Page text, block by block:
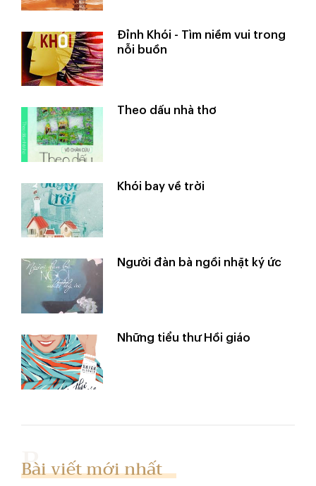
Đỉnh Khói - Tìm niềm vui trong
nỗi buồn
Theo dấu nhà thơ
Khói bay về trời
Người đàn bà ngồi nhặt ký ức
Những tiểu thư Hồi giáo
Bài viết mới nhất